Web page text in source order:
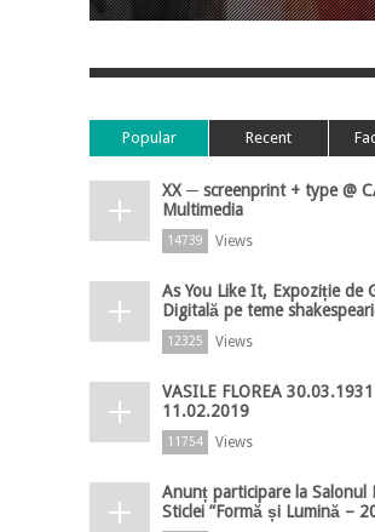
Popular Recent
XX ─ screenprint + type @
Multimedia
14739 Views
As You Like It, Expoziție de
Digitală pe teme
12325 Views
VASILE FLOREA
11.02.2019
11754 Views
Anunț participare la Salonul
Sticlei ”Formă și Lumină –